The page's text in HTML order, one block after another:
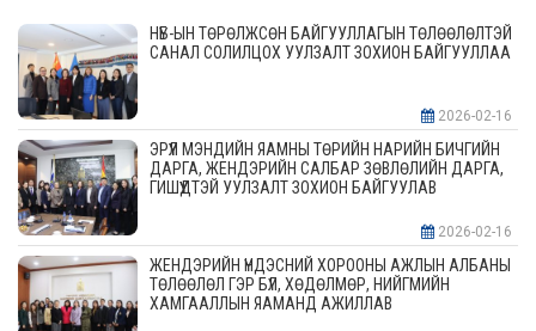
НҮБ-ЫН ТӨРӨЛЖСӨН БАЙГУУЛЛАГЫН ТӨЛӨӨЛӨЛТЭЙ
САНАЛ СОЛИЛЦОХ УУЛЗАЛТ ЗОХИОН БАЙГУУЛЛАА
2026-02-16
ЭРҮҮЛ МЭНДИЙН ЯАМНЫ ТӨРИЙН НАРИЙН БИЧГИЙН
ДАРГА, ЖЕНДЭРИЙН САЛБАР ЗӨВЛӨЛИЙН ДАРГА,
ГИШҮҮДТЭЙ УУЛЗАЛТ ЗОХИОН БАЙГУУЛАВ
2026-02-16
ЖЕНДЭРИЙН ҮНДЭСНИЙ ХОРООНЫ АЖЛЫН АЛБАНЫ
ТӨЛӨӨЛӨЛ ГЭР БҮЛ, ХӨДӨЛМӨР, НИЙГМИЙН
ХАМГААЛЛЫН ЯАМАНД АЖИЛЛАВ